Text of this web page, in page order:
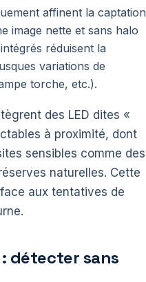
affinent la captation
image nette et sans halo
réduisent la
variations de
torche, etc.).
des LED dites «
à proximité, dont
sensibles comme des
naturelles. Cette
aux tentatives de
détecter sans